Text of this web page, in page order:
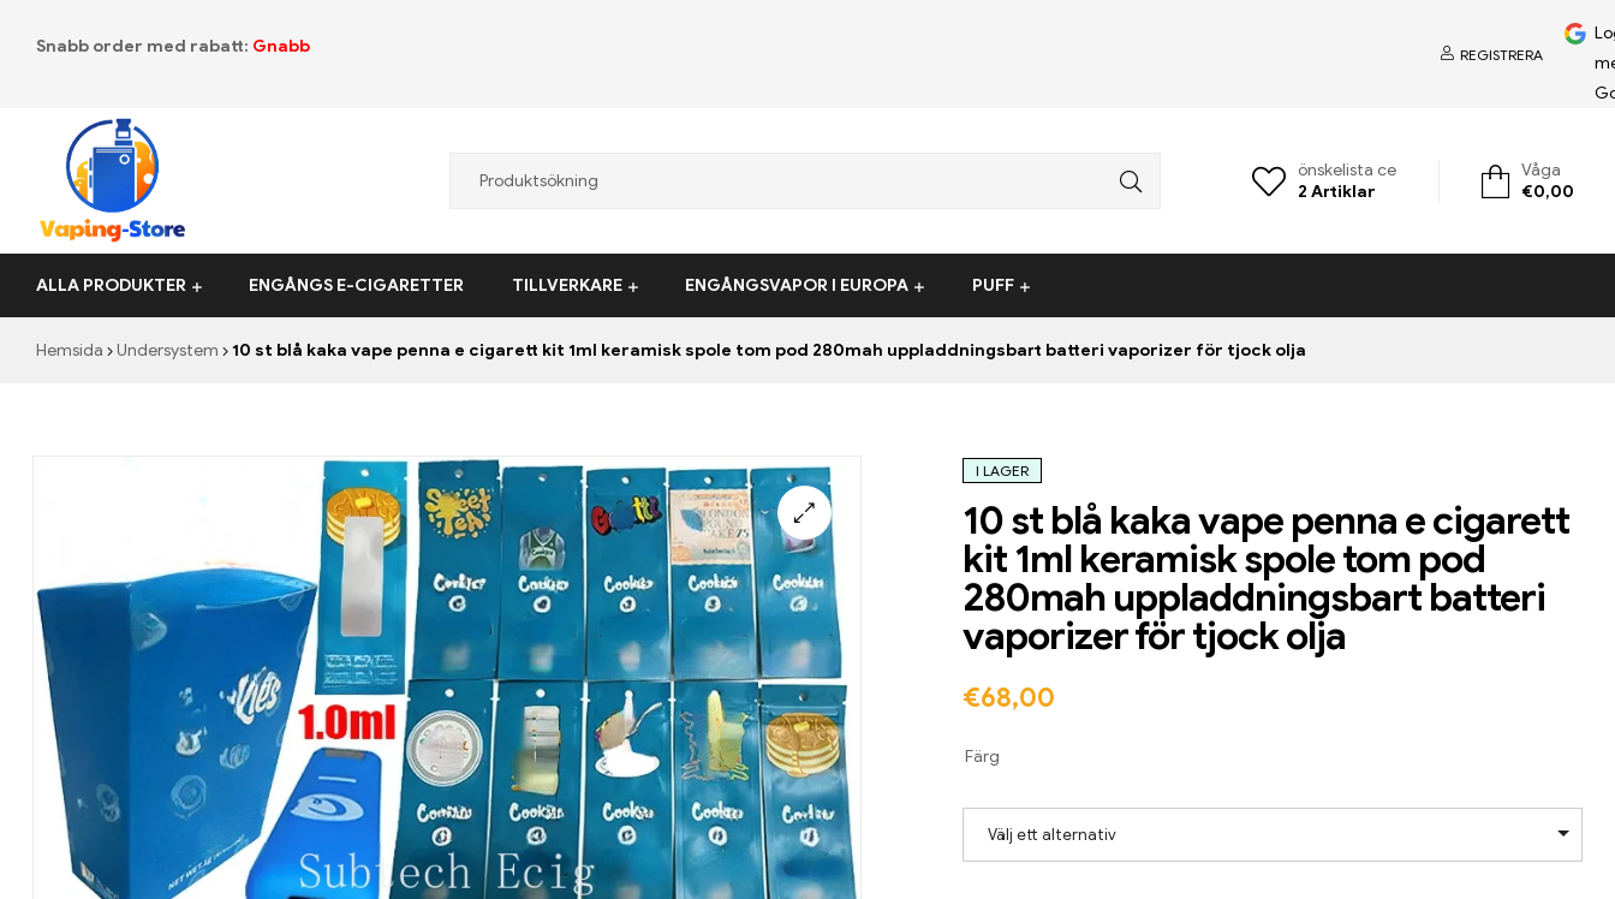
Snabb order med rabatt: Gnabb REGISTRERA
Vaping-
Store.de
önskelista ce
2 Artiklar
Våga
€0,00
ALLA PRODUKTER ENGÅNGS E-CIGARETTER TILLVERKARE ENGÅNGSVAPOR I EUROPA PUFF
Hemsida Undersystem 10 st blå kaka vape penna e cigarett kit 1ml keramisk spole tom pod 280mah uppladdningsbart batteri vaporizer för tjock olja
I LAGER
10 st blå kaka vape penna e cigarett
kit 1ml keramisk spole tom pod
280mah uppladdningsbart batteri
vaporizer för tjock olja
€68,00
Färg
Välj ett alternativ